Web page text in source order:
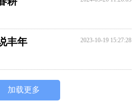
丰年 2023-10-19 15:27:28
加载更多